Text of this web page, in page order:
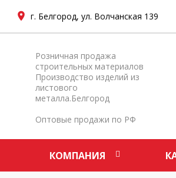
г. Белгород, ул. Волчанская 139
Розничная продажа
строительных материалов
Производство изделий из
листового
металла.Белгород
Оптовые продажи по РФ
КОМПАНИЯ